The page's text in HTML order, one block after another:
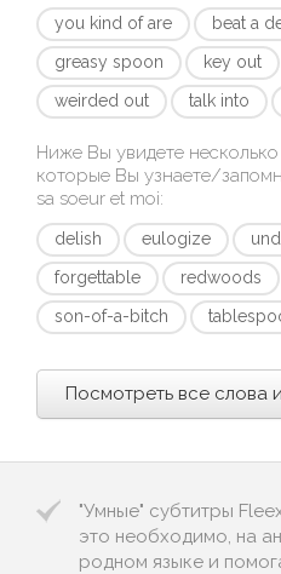
you kind of are beat a
greasy spoon
key out
weirded out
talk into
Ниже Вы увидете несколько
которые Вы узнаете/
sa soeur et moi:
delish eulogize
forgettable
redwoods
son-of-a-bitch
Посмотреть все слова
"Умные" субтитры
это необходимо, на
родном языке и